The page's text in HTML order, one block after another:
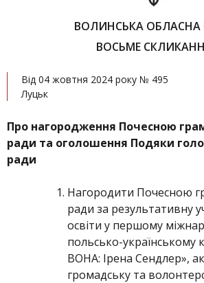
ВОЛИНСЬКА ОБЛАСНА
ВОСЬМЕ
Від 04 жовтня 2024 року № 495
Луцьк
Про нагородження Почесною
ради та оголошення Подяки
ради
Нагородити Почесною
ради за результативну
освіти у першому
польсько-українському
ВОНА: Ірена Сендлер»,
громадську та